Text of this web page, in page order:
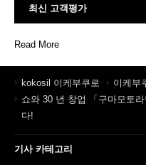
최신 고객평가
Read More
kokosil 이케부쿠로
이케부
쇼와 30 년 창업 「구마모토
다!
기사 카테고리